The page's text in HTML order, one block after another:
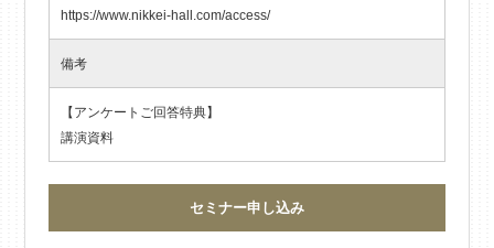
https://www.nikkei-hall.com/access/
備考
【アンケートご回答特典】
講演資料
セミナー申し込み